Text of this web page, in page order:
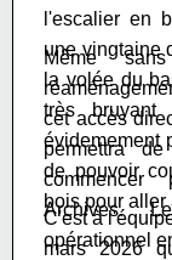
l'escalier en
une vingtaine
la volée du
très bruyant
évidemement
de pouvoir
bois pour aller
Même
cet accès
permettra
Archives.
opérationnel
C'est à
mars 2026